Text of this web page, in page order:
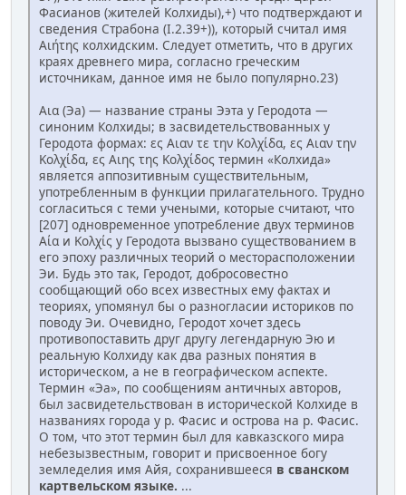
Фасианов (жителей Колхиды),+) что подтверждают и
сведения Страбона (I.2.39+)), который считал имя
Αιήτης колхидским. Следует отметить, что в других
краях древнего мира, согласно греческим
источникам, данное имя не было популярно.23)
Αια (Эа) — название страны Ээта у Геродота —
синоним Колхиды; в засвидетельствованных у
Геродота формах: ες Αιαν τε την Κολχίδα, ες Αιαν την
Κολχίδα, ες Αιης της Κολχίδος термин «Колхида»
является аппозитивным существительным,
употребленным в функции прилагательного. Трудно
согласиться с теми учеными, которые считают, что
[207] одновременное употребление двух терминов
Αία и Κολχίς у Геродота вызвано существованием в
его эпоху различных теорий о месторасположении
Эи. Будь это так, Геродот, добросовестно
сообщающий обо всех известных ему фактах и
теориях, упомянул бы о разногласии историков по
поводу Эи. Очевидно, Геродот хочет здесь
противопоставить друг другу легендарную Эю и
реальную Колхиду как два разных понятия в
историческом, а не в географическом аспекте.
Термин «Эа», по сообщениям античных авторов,
был засвидетельствован в исторической Колхиде в
названиях города у р. Фасис и острова на р. Фасис.
О том, что этот термин был для кавказского мира
небезызвестным, говорит и присвоенное богу
земледелия имя Айя, сохранившееся в сванском
картвельском языке. ...